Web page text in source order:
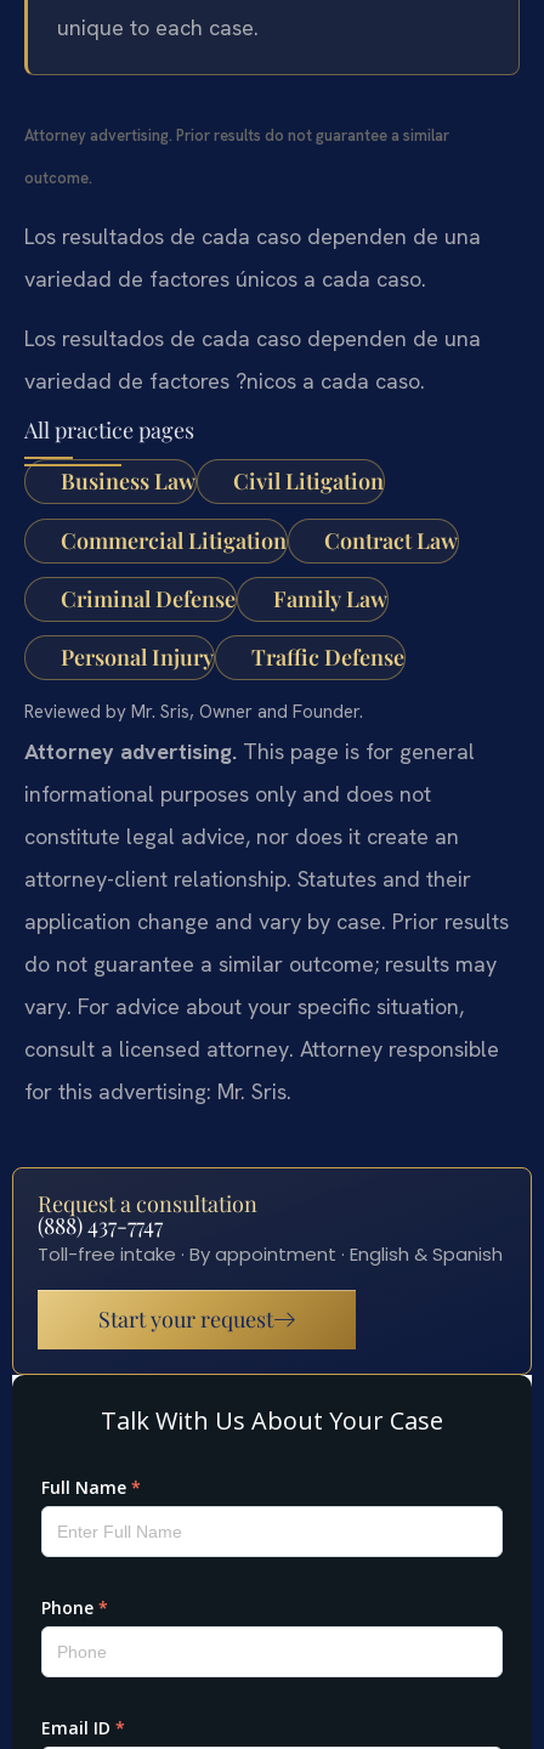
unique to each case.
Attorney advertising. Prior results do not guarantee a similar
outcome.
Los resultados de cada caso dependen de una
variedad de factores únicos a cada caso.
Los resultados de cada caso dependen de una
variedad de factores ?nicos a cada caso.
All practice pages
Business Law
Civil Litigation
Commercial Litigation Contract Law
Criminal Defense Family Law
Personal Injury Traffic Defense
Reviewed by Mr. Sris, Owner and Founder.
Attorney advertising. This page is for general
informational purposes only and does not
constitute legal advice, nor does it create an
attorney-client relationship. Statutes and their
application change and vary by case. Prior results
do not guarantee a similar outcome; results may
vary. For advice about your specific situation,
consult a licensed attorney. Attorney responsible
for this advertising: Mr. Sris.
Request a consultation
(888) 437-7747
Toll-free intake · By appointment · English & Spanish
Start your request